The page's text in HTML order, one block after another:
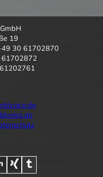
19
30 61702870
61702872